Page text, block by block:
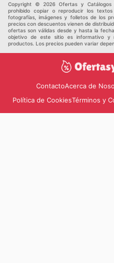
Copyright © 2026 Ofertas y Catálogos
prohibido copiar o reproducir los
fotografías, imágenes y folletos de los
precios con descuentos vienen de
ofertas son válidas desde y hasta la
objetivo de este sitio es informativo y
productos. Los precios pueden variar
ContactoAcerca de
Política de CookiesTérminos y